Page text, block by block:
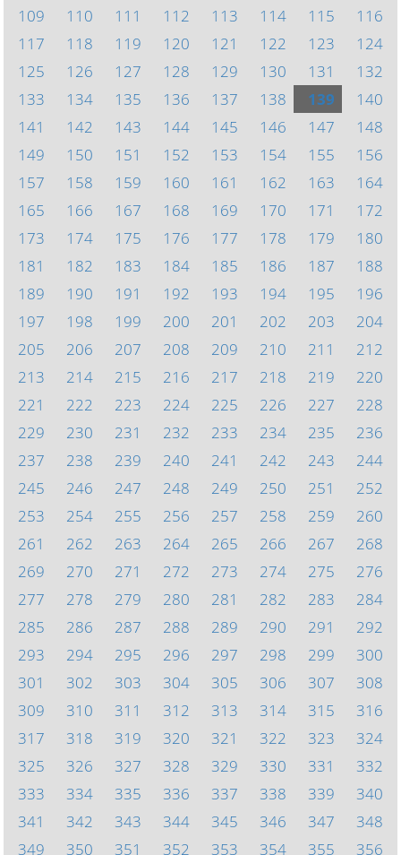
109
110 111 112 113 114 115
116
117
118 119 120 121 122 123
124
125
126 127 128 129 130 131
132
133
134 135 136 137 138 139
140
141
142 143 144 145 146 147
148
149
150 151 152 153 154 155
156
157
158 159 160 161 162 163
164
165
166 167 168 169 170 171
172
173
174 175 176 177 178 179
180
181
182 183 184 185 186 187
188
189
190 191 192 193 194 195
196
197
198 199 200 201 202 203
204
205
206 207 208 209 210 211
212
213
214 215 216 217 218 219
220
221
222 223 224 225 226 227
228
229
230 231 232 233 234 235
236
237
238 239 240 241 242 243
244
245
246 247 248 249 250 251
252
253
254 255 256 257 258 259
260
261
262 263 264 265 266 267
268
269
270 271 272 273 274 275
276
277
278 279 280 281 282 283
284
285
286 287 288 289 290 291
292
293
294 295 296 297 298 299
300
301
302 303 304 305 306 307
308
309
310 311 312 313 314 315
316
317
318 319 320 321 322 323
324
325
326 327 328 329 330 331
332
333
334 335 336 337 338 339
340
341
342 343 344 345 346 347
348
349
350 351 352 353 354 355 356